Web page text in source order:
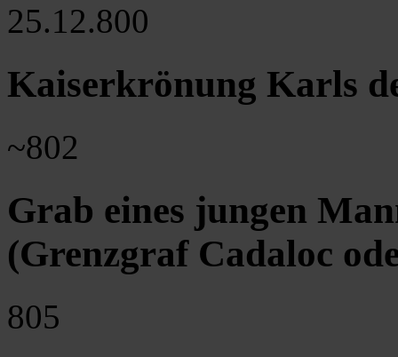
25.12.800
Kaiserkrönung Karls
~802
Grab eines jungen
(Grenzgraf Cadaloc
805